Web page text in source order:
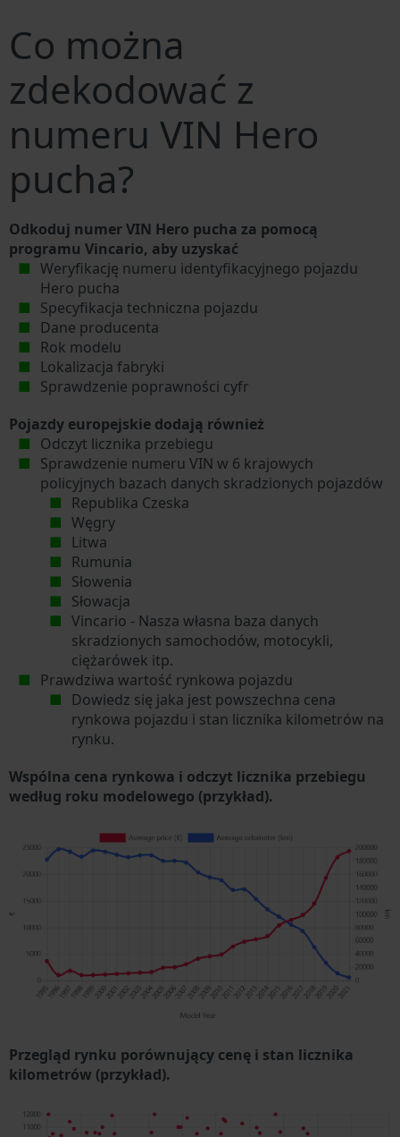
Co można
zdekodować z
numeru VIN Hero
pucha?
Odkoduj numer VIN Hero pucha za pomocą
programu Vincario, aby uzyskać
Weryfikację numeru identyfikacyjnego pojazdu
Hero pucha
Specyfikacja techniczna pojazdu
Dane producenta
Rok modelu
Lokalizacja fabryki
Sprawdzenie poprawności cyfr
Pojazdy europejskie dodają również
Odczyt licznika przebiegu
Sprawdzenie numeru VIN w 6 krajowych
policyjnych bazach danych skradzionych pojazdów
Republika Czeska
Węgry
Litwa
Rumunia
Słowenia
Słowacja
Vincario - Nasza własna baza danych
skradzionych samochodów, motocykli,
ciężarówek itp.
Prawdziwa wartość rynkowa pojazdu
Dowiedz się jaka jest powszechna cena
rynkowa pojazdu i stan licznika kilometrów na
rynku.
Wspólna cena rynkowa i odczyt licznika przebiegu
według roku modelowego (przykład).
Przegląd rynku porównujący cenę i stan licznika
kilometrów (przykład).